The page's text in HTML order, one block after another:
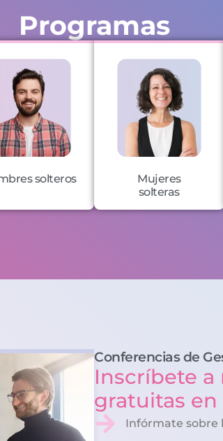
Programas
solteros
Mujeres
solteras
Conferencias de
Inscríbete a
gratuitas en
Infórmate sobre